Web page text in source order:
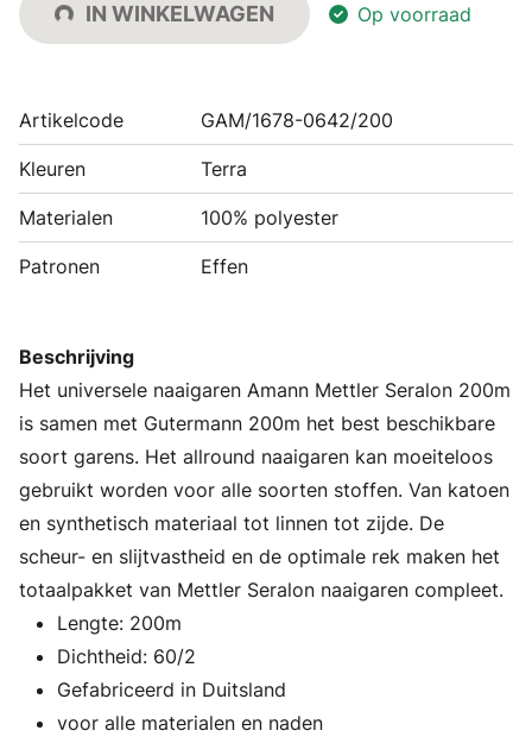
IN WINKELWAGEN Op voorraad
Artikelcode GAM/1678-0642/200
Kleuren Terra
Materialen 100% polyester
Patronen Effen
Beschrijving
Het universele naaigaren Amann Mettler Seralon 200m
is samen met Gutermann 200m het best beschikbare
soort garens. Het allround naaigaren kan moeiteloos
gebruikt worden voor alle soorten stoffen. Van katoen
en synthetisch materiaal tot linnen tot zijde. De
scheur- en slijtvastheid en de optimale rek maken het
totaalpakket van Mettler Seralon naaigaren compleet.
Lengte: 200m
Dichtheid: 60/2
Gefabriceerd in Duitsland
voor alle materialen en naden